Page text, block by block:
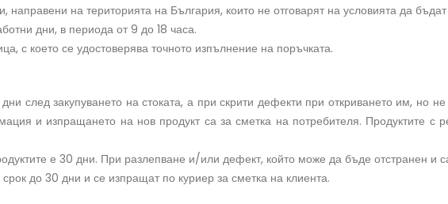
направени на територията на България, които не отговарят на условията да
дни, в периода от 9 до 18 часа.
с което се удостоверява точното изпълнение на поръчката.
след закупуването на стоката, а при скрити дефекти при откриването им, но
и изпращането на нов продукт са за сметка на потребителя. Продуктите с
е 30 дни. При разлепване и/или дефект, който може да бъде отстранен и
до 30 дни и се изпращат по куриер за сметка на клиента.